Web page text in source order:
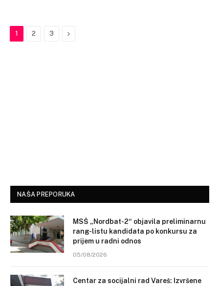
1 2 3 Next
NAŠA PREPORUKA
MSŠ „Nordbat-2“ objavila preliminarnu
rang-listu kandidata po konkursu za
prijem u radni odnos
05/08/2026
Centar za socijalni rad Vareš: Izvršene